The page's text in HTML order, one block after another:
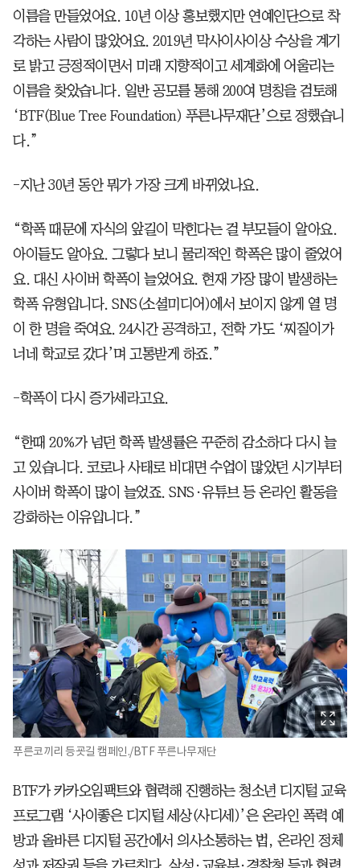
이름을 만들었어요. 10년 이상 홍보했지만 연예인단으로 착
각하는 사람이 많았어요. 2019년 막사이사이상 수상을 계기
로 밝고 긍정적이면서 미래 지향적이고 세계화에 어울리는
이름을 찾았습니다. 일반 공모를 통해 200여 명칭을 검토해
‘BTF(Blue Tree Foundation) 푸른나무재단’으로 정했습니
다.”
-지난 30년 동안 뭐가 가장 크게 바뀌었나요.
“학폭 때문에 자식의 앞길이 막힌다는 걸 부모들이 알아요.
아이들도 알아요. 그렇다 보니 물리적인 학폭은 많이 줄었어
요. 대신 사이버 학폭이 늘었어요. 현재 가장 많이 발생하는
학폭 유형입니다. SNS(소셜미디어)에서 보이지 않게 열 명
이 한 명을 죽여요. 24시간 공격하고, 전학 가도 ‘찌질이가
너네 학교로 갔다’며 고통받게 하죠.”
-학폭이 다시 증가세라고요.
“한때 20%가 넘던 학폭 발생률은 꾸준히 감소하다 다시 늘
고 있습니다. 코로나 사태로 비대면 수업이 많았던 시기부터
사이버 학폭이 많이 늘었죠. SNS·유튜브 등 온라인 활동을
강화하는 이유입니다.”
푸른코끼리 등굣길 캠페인./BTF 푸른나무재단
BTF가 카카오임팩트와 협력해 진행하는 청소년 디지털 교육
프로그램 ‘사이좋은 디지털 세상(사디세)’은 온라인 폭력 예
방과 올바른 디지털 공간에서 의사소통하는 법, 온라인 정체